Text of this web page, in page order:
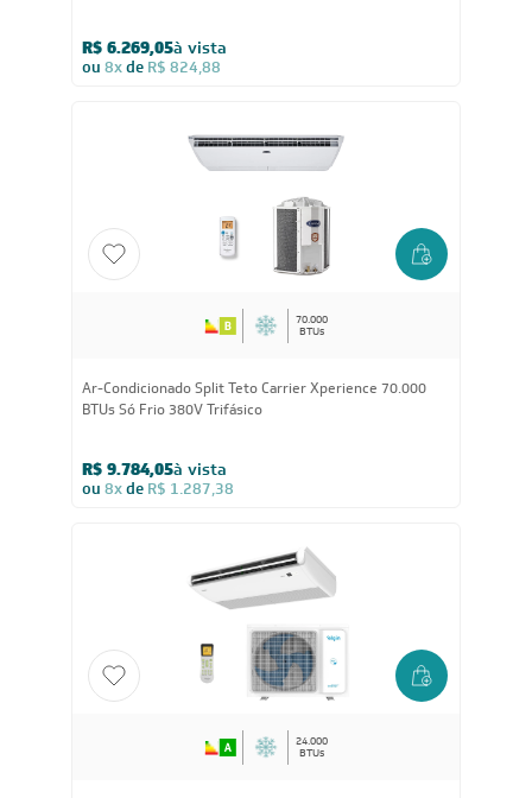
R$ 6.269,05à vista
ou 8xde R$ 824,88
70.000
BTUs
Ar-Condicionado Split Teto Carrier Xperience 70.000
BTUs Só Frio 380V Trifásico
R$ 9.784,05à vista
ou 8xde R$ 1.287,38
24.000
BTUs